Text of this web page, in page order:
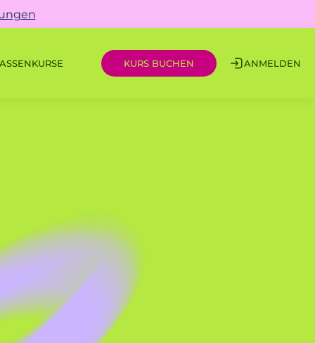
KURSE KURS BUCHEN ANMELDEN